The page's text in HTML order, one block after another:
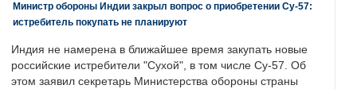
Министр обороны Индии закрыл вопрос о приобретении Су-57:
истребитель покупать не планируют
Индия не намерена в ближайшее время закупать новые
российские истребители "Сухой", в том числе Су-57. Об
этом заявил секретарь Министерства обороны страны